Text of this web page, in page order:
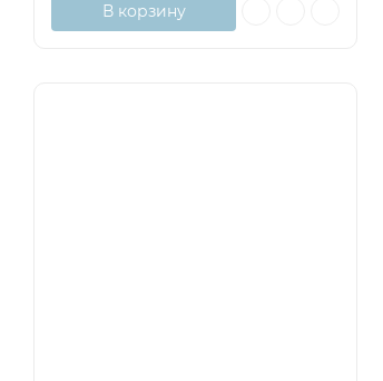
В корзину